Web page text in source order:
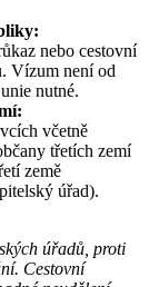
nebo cestovní
Vízum není od
nutné.
včetně
třetích zemí
země
úřad).
úřadů, proti
Cestovní